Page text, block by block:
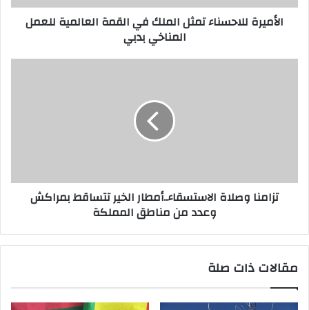
الأميرة للاحسناء تمثل الملك في القمة العالمية للعمل
المناخي بدبي
تزامنا وصلاة الاستسقاء..أمطار الخير تتساقط بمراكش
وعدد من مناطق المملكة
مقالات ذات صلة